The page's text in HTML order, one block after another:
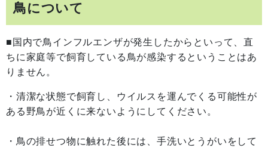
鳥について
■国内で鳥インフルエンザが発生したからといって、直
ちに家庭等で飼育している鳥が感染するということはあ
りません。
・清潔な状態で飼育し、ウイルスを運んでくる可能性が
ある野鳥が近くに来ないようにしてください。
・鳥の排せつ物に触れた後には、手洗いとうがいをして